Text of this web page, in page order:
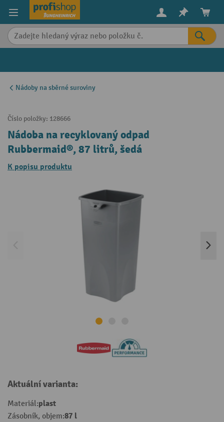
content
Nádoby na sběrné suroviny
Číslo položky: 128666
Nádoba na recyklovaný odpad
Rubbermaid®, 87 litrů, šedá
K popisu produktu
Aktuální varianta:
Materiál:plast
Zásobník, objem:87 l